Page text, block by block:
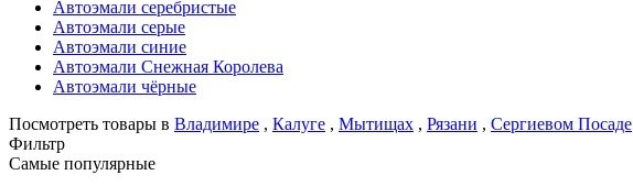
Автоэмали серебристые
Автоэмали серые
Автоэмали синие
Автоэмали Снежная Королева
Автоэмали чёрные
Посмотреть товары в Владимире , Калуге , Мытищах , Рязани , Сергиевом Посаде
Фильтр
Самые популярные